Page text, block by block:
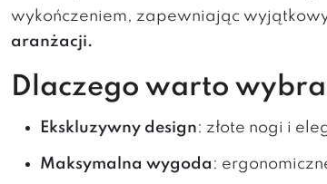
wykończeniem, zapewniając
aranżacji.
Dlaczego warto
Ekskluzywny design: złote nogi i
Maksymalna wygoda :